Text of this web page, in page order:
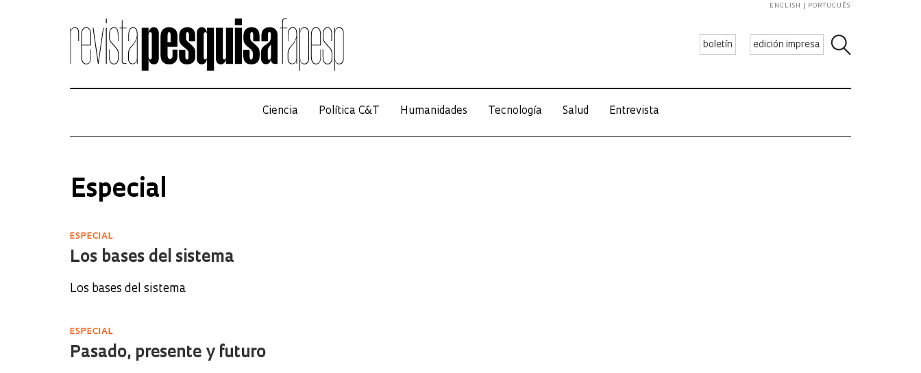
boletín edición impresa
ENGLISH PORTUGUÊS
Ciencia Política C&T Humanidades Tecnología Salud Entrevista
Especial
ESPECIAL
Los bases del sistema
Los bases del sistema
ESPECIAL
Pasado, presente y futuro